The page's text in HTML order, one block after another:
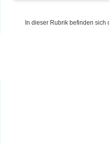
In dieser Rubrik befinden